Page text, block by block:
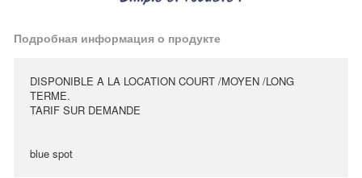
Подробная информация о продукте
DISPONIBLE A LA LOCATION COURT /MOYEN /LONG
TERME.
TARIF SUR DEMANDE
blue spot